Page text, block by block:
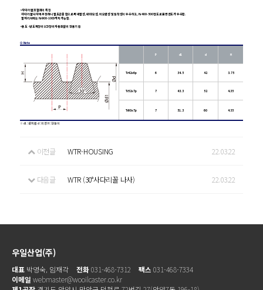
•사다리꼴 조절좌의 특징
사다리꼴 나사에 무전해 니켈도금을 함으로써 내열성, 내마모성, 비오염성 및 밀착성이 우수하고, Hv400~500 정도로 표면경도가 우수함.
열처리시에는 Hv900~1000까지 가능함.
•용도 - 반도체장비 LCD장비 자동화설비 전용기 등
⊙ Note
P d1 d H
Tr42x6p 6 34.5 42 3.75
Tr52x7p 7 43.3 52 4.35
Tr60x7p 7 51.3 60 4.35
※ d1 :골지름d:외경H:산높이
이전글 WTR-HOUSING 22.03.22
다음글 WTR (30°사다리꼴 나사) 22.03.22
우일산업(주)
대표 박영숙, 임재각 전화031-468-7312 팩스 031-468-7334
이메일 webmaster@wooilcaster.co.kr